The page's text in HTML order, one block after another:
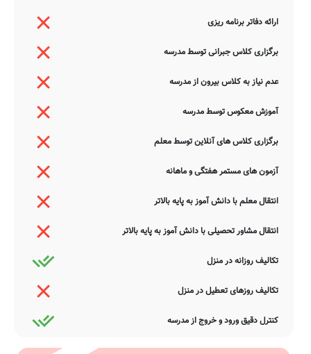
ارائه دفاتر برنامه ریزی
برگزاری کلاس جبرانی توسط مدرسه
عدم نیاز به کلاس بیرون از مدرسه
آموزش معکوس توسط مدرسه
برگزاری کلاس های آنلاین توسط معلم
آزمون های مستمر هفتگی و ماهانه
انتقال معلم با دانش آموز به پایه بالاتر
انتقال مشاور تحصیلی با دانش آموز به پایه بالاتر
تکالیف روزانه در منزل
تکالیف روزهای تعطیل در منزل
کنترل دقیق ورود و خروج از مدرسه